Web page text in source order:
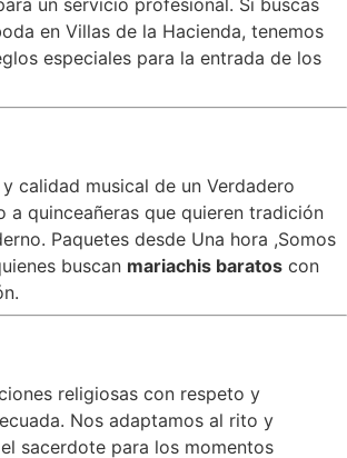
en Villas de la Hacienda, tenemos
especiales para la entrada de los
calidad musical de un Verdadero
a quinceañeras que quieren tradición
Paquetes desde Una hora ,Somos
buscan mariachis baratos con
religiosas con respeto y
Nos adaptamos al rito y
sacerdote para los momentos